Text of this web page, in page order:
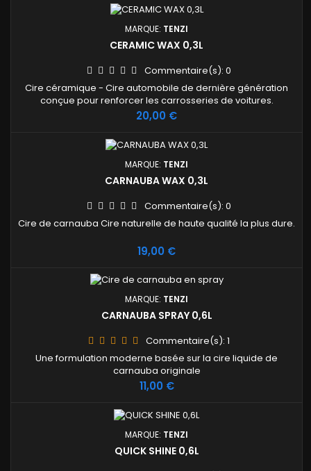
MARQUE: TENZI
CERAMIC WAX 0,3L
Commentaire(s): 0
Cire céramique - Cire automobile de dernière génération
conçue pour renforcer les carrosseries de voitures.
Prix
20,00 €
MARQUE: TENZI
CARNAUBA WAX 0,3L
Commentaire(s): 0
Cire de carnauba Cire naturelle de haute qualité la plus dure.
Prix
19,00 €
MARQUE: TENZI
CARNAUBA SPRAY 0,6L
Commentaire(s): 1
Une formulation moderne basée sur la cire liquide de
carnauba originale
Prix
11,00 €
MARQUE: TENZI
QUICK SHINE 0,6L